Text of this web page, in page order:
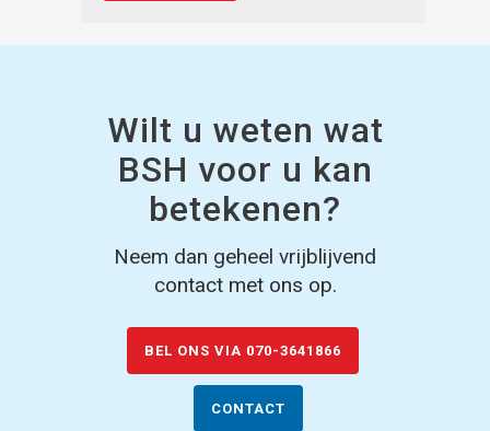
Wilt u weten wat
BSH voor u kan
betekenen?
Neem dan geheel vrijblijvend
contact met ons op.
BEL ONS VIA 070-3641866
CONTACT